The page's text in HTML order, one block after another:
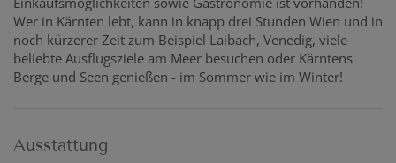
Wer in Kärnten lebt, kann in knapp drei Stunden Wien und in
noch kürzerer Zeit zum Beispiel Laibach, Venedig, viele
beliebte Ausflugsziele am Meer besuchen oder Kärntens
Berge und Seen genießen - im Sommer wie im Winter!
Ausstattung